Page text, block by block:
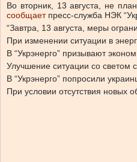
Во вторник, 13 августа, не
сообщаетпресс-служба НЭК
“Завтра, 13 августа, меры
При изменении ситуации в
В “Укрэнерго” призывают
Улучшение ситуации со светом
В “Укрэнерго” попросили
При условии отсутствия новых